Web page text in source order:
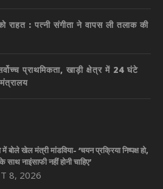
राहत : पत्नी संगीता ने वापस ली तलाक की
प्राथमिकता, खाड़ी क्षेत्र में 24 घंटे
बोले खेल मंत्री मांडविया- ‘चयन प्रक्रिया निष्पक्ष हो,
नाइंसाफी नहीं होनी चाहिए’
8, 2026